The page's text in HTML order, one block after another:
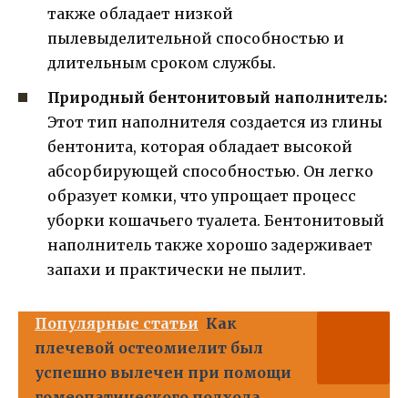
также обладает низкой
пылевыделительной способностью и
длительным сроком службы.
Природный бентонитовый наполнитель:
Этот тип наполнителя создается из глины
бентонита, которая обладает высокой
абсорбирующей способностью. Он легко
образует комки, что упрощает процесс
уборки кошачьего туалета. Бентонитовый
наполнитель также хорошо задерживает
запахи и практически не пылит.
Популярные статьи Как
плечевой остеомиелит был
успешно вылечен при помощи